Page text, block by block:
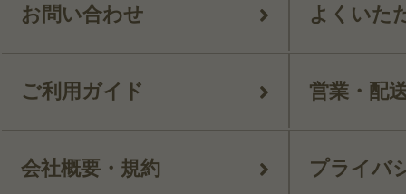
お問い合わせ よくいた
ご利用ガイド 営業・配
会社概要・規約 プライバ